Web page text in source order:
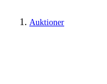
Auktioner